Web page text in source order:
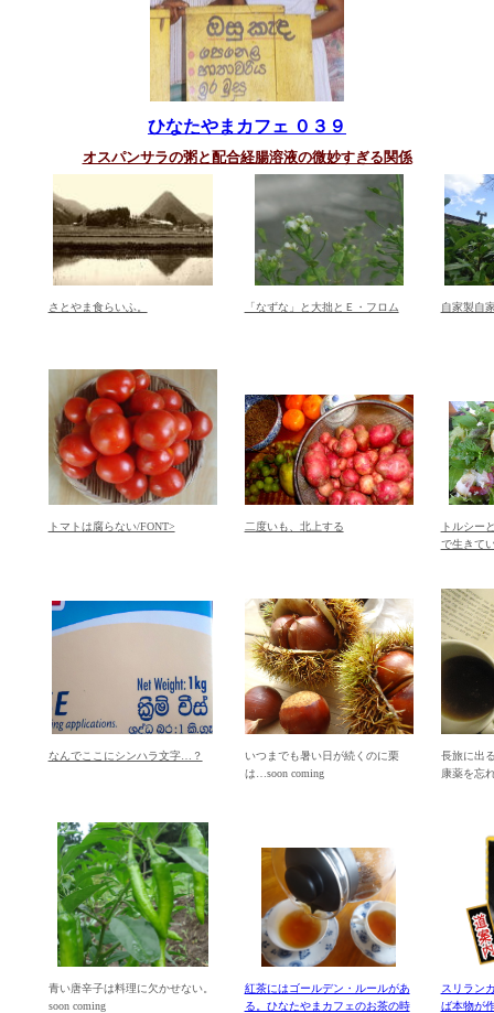
ひなたやまカフェ ０３９
オスパンサラの粥と配合経腸溶液の微妙すぎる関係
さとやま食らいふ。 「なずな」と大拙とＥ・フロム 自家製自
トマトは腐らない/FONT> 二度いも、北上する
トルシー
で生きて
なんでここにシンハラ文字…？
いつまでも暑い日が続くのに栗
は…soon coming
長旅に出
康薬を忘
青い唐辛子は料理に欠かせない。
soon coming
紅茶にはゴールデン・ルールがあ
る。ひなたやまカフェのお茶の時
スリラン
ば本物が